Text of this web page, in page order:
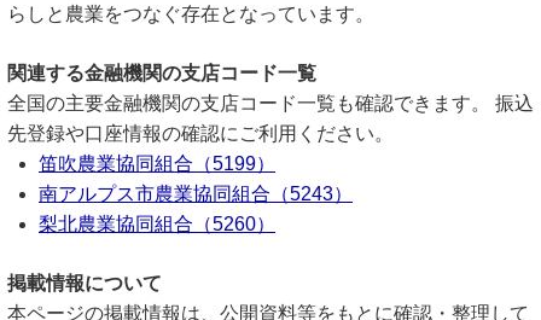
らしと農業をつなぐ存在となっています。
関連する金融機関の支店コード一覧
全国の主要金融機関の支店コード一覧も確認できます。 振込
先登録や口座情報の確認にご利用ください。
笛吹農業協同組合（5199）
南アルプス市農業協同組合（5243）
梨北農業協同組合（5260）
掲載情報について
本ページの掲載情報は、公開資料等をもとに確認・整理して